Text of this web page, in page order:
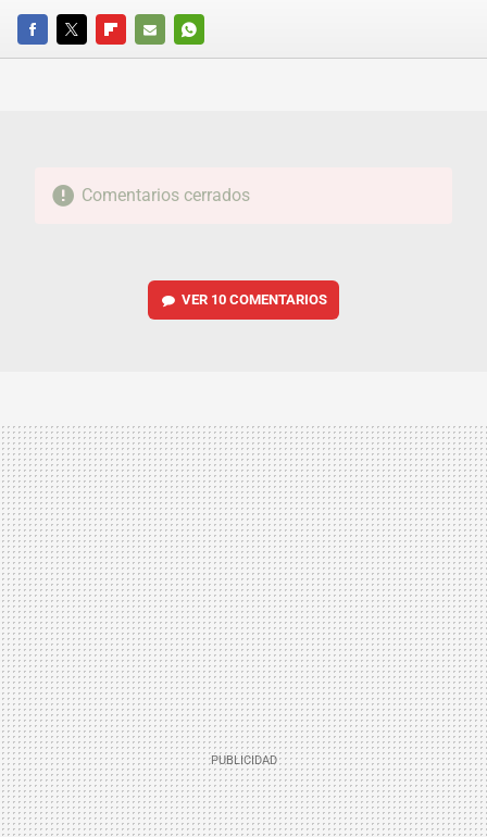
FACEBOOKTWITTERFLIPBOARD
E-
WHATSAPP
Comentarios cerrados
VER 10 COMENTARIOS